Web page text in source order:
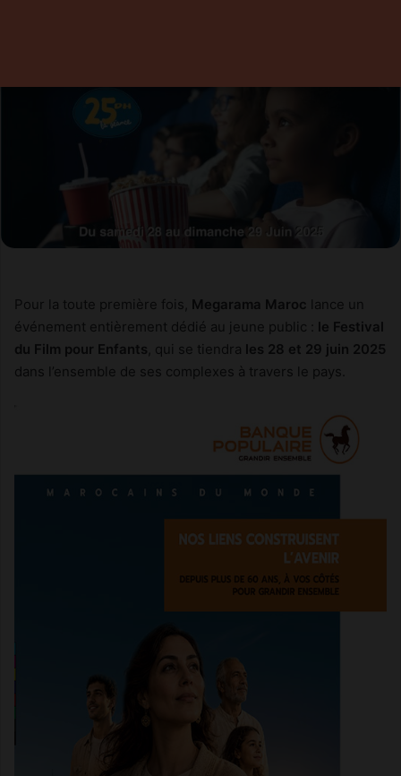
Pour la toute première fois, Megarama Maroc lance un
événement entièrement dédié au jeune public : le Festival
du Film pour Enfants , qui se tiendra les 28 et 29 juin 2025
dans l’ensemble de ses complexes à travers le pays.